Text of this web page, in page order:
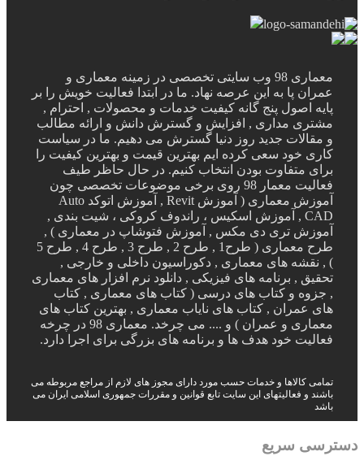
معماری 98 وب سایتی تخصصی در زمینه معماری و
عمران پا به این عرصه نهاد. ما در ابتدا فعالیت خویش را بر
پایه اصول پنج گانه کیفیت خدمات و محصولات , احترام ,
مشتری مداری , افزایش و گسترش دانش و ارائه مطالب
و مقالات جدید روز دنیا گسترش می دهیم. ما در سیاست
کاری خود سعی کرده ایم بهترین قیمت و بهترین کیفیت را
برای متفاوت بودن انتخاب کنیم. در حال حاظر طیف
فعالیت معمار 98 روی برخی موضوعات تخصصی چون
آموزش معماری ( آموزش Revit , آموزش اتوکد Auto
CAD , آموزش اسکیس ، راندوف کروکی ، شیت بندی ,
آموزش تری دی مکس , آموزش فتوشاپ در معماری ) ,
طرح معماری ( طرح1 , طرح 2 , طرح 3 , طرح 4 , طرح 5
) , نقشه های معماری , دکوراسیون داخلی و خارجی ,
تحقیق , برنامه های فیزیکی , دانلود نرم افزار های معماری
, جزوه و کتاب های درسی ( کتاب های معماری , کتاب
های عمران , کتاب های نایاب معماری , بهترین کتاب های
معماری و عمران ) و .... می چرخد. معماری 98 در چرخه
فعالیت خود هدف ها و برنامه های بزرگی برای اجرا دارد.
تمامی کالاها و خدمات حسب مورد دارای مجوز های لازم از مراجع مربوطه می
باشند و فعالیتهای این سایت تابع قوانین و مقررات جمهوری اسلامی ایران می
باشد
دسترسی سریع